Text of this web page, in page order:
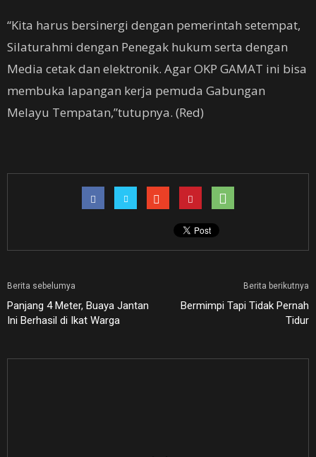
“Kita harus bersinergi dengan pemerintah setempat,
Silaturahmi dengan Penegak hukum serta dengan
Media cetak dan elektronik. Agar OKP GAMAT ini bisa
membuka lapangan kerja pemuda Gabungan
Melayu Tempatan,”tutupnya. (Red)
Berita sebelumya
Panjang 4 Meter, Buaya Jantan
Ini Berhasil di Ikat Warga
Berita berikutnya
Bermimpi Tapi Tidak Pernah
Tidur